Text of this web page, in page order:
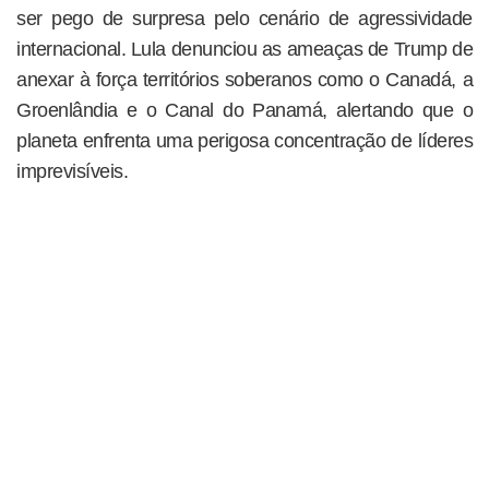
ser pego de surpresa pelo cenário de agressividade
internacional. Lula denunciou as ameaças de Trump de
anexar à força territórios soberanos como o Canadá, a
Groenlândia e o Canal do Panamá, alertando que o
planeta enfrenta uma perigosa concentração de líderes
imprevisíveis.